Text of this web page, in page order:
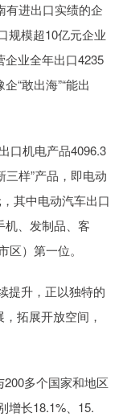
有进出口实绩的企
规模超10亿元企业
企业全年出口4235
“敢出海”“能出
口机电产品4096.3
三样”产品，即电动
其中电动汽车出口
机、发制品、客
）第一位。
提升，正以独特的
拓展开放空间，
200多个国家和地区
增长18.1%、15.